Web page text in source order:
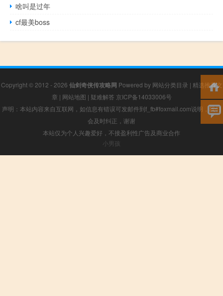
啥叫是过年
cf最美boss
Copyright © 2012 - 2026 仙剑奇侠传攻略网 Powered by 网站分类目录 | 精选推荐文
章 | 网站地图 | 疑难解答 京ICP备14033006号
声明：本站内容来自互联网，如信息有错误可发邮件到f_fb#foxmail.com说明，我们
会及时纠正，谢谢
本站仅为个人兴趣爱好，不接盈利性广告及商业合作
小男孩